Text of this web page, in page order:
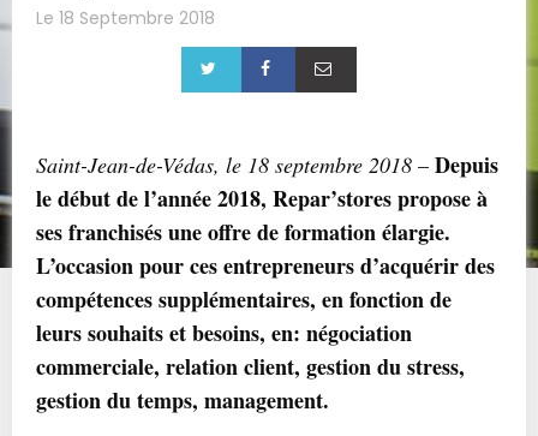
Le 18 Septembre 2018
Saint-Jean-de-Védas, le 18 septembre 2018 – Depuis
le début de l’année 2018, Repar’stores propose à
ses franchisés une offre de formation élargie.
L’occasion pour ces entrepreneurs d’acquérir des
compétences supplémentaires, en fonction de
leurs souhaits et besoins, en: négociation
commerciale, relation client, gestion du stress,
gestion du temps, management.